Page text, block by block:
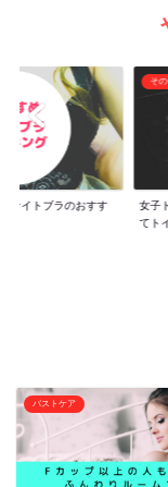
ナイトブラのおすす
そ
女子
てト
バストケア